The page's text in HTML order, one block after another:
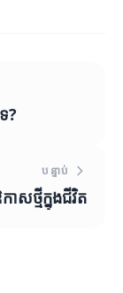
?
បន្ទាប់
ាសថ្មីក្នុងជីវិត